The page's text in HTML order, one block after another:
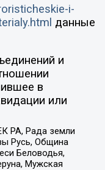
i-
данные
и
в
или
РА, Рада земли
Русь, Община
Беловодья,
Мужская